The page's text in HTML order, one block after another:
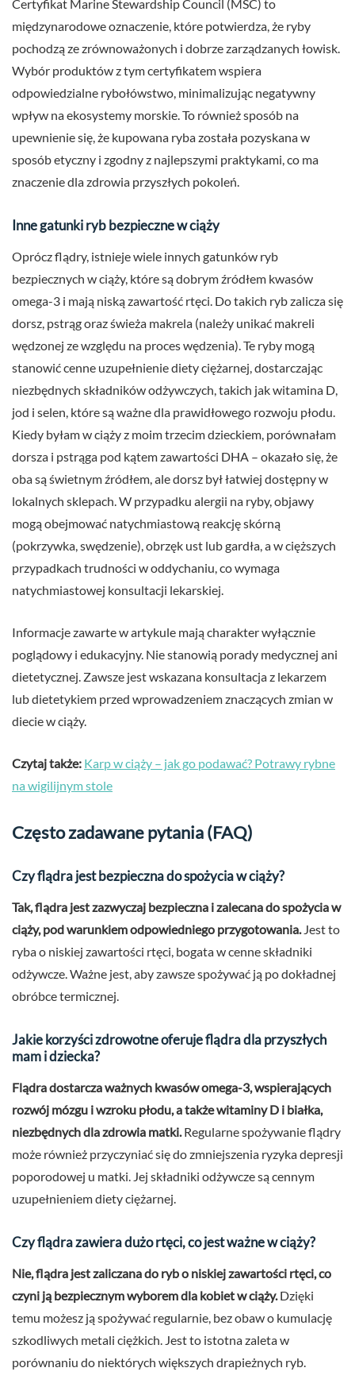
Certyfikat Marine Stewardship Council (MSC) to
międzynarodowe oznaczenie, które potwierdza, że ryby
pochodzą ze zrównoważonych i dobrze zarządzanych łowisk.
Wybór produktów z tym certyfikatem wspiera
odpowiedzialne rybołówstwo, minimalizując negatywny
wpływ na ekosystemy morskie. To również sposób na
upewnienie się, że kupowana ryba została pozyskana w
sposób etyczny i zgodny z najlepszymi praktykami, co ma
znaczenie dla zdrowia przyszłych pokoleń.
Inne gatunki ryb bezpieczne w ciąży
Oprócz flądry, istnieje wiele innych gatunków ryb
bezpiecznych w ciąży, które są dobrym źródłem kwasów
omega-3 i mają niską zawartość rtęci. Do takich ryb zalicza się
dorsz, pstrąg oraz świeża makrela (należy unikać makreli
wędzonej ze względu na proces wędzenia). Te ryby mogą
stanowić cenne uzupełnienie diety ciężarnej, dostarczając
niezbędnych składników odżywczych, takich jak witamina D,
jod i selen, które są ważne dla prawidłowego rozwoju płodu.
Kiedy byłam w ciąży z moim trzecim dzieckiem, porównałam
dorsza i pstrąga pod kątem zawartości DHA – okazało się, że
oba są świetnym źródłem, ale dorsz był łatwiej dostępny w
lokalnych sklepach. W przypadku alergii na ryby, objawy
mogą obejmować natychmiastową reakcję skórną
(pokrzywka, swędzenie), obrzęk ust lub gardła, a w cięższych
przypadkach trudności w oddychaniu, co wymaga
natychmiastowej konsultacji lekarskiej.
Informacje zawarte w artykule mają charakter wyłącznie
poglądowy i edukacyjny. Nie stanowią porady medycznej ani
dietetycznej. Zawsze jest wskazana konsultacja z lekarzem
lub dietetykiem przed wprowadzeniem znaczących zmian w
diecie w ciąży.
Czytaj także: Karp w ciąży – jak go podawać? Potrawy rybne
na wigilijnym stole
Często zadawane pytania (FAQ)
Czy flądra jest bezpieczna do spożycia w ciąży?
Tak, flądra jest zazwyczaj bezpieczna i zalecana do spożycia w
ciąży, pod warunkiem odpowiedniego przygotowania. Jest to
ryba o niskiej zawartości rtęci, bogata w cenne składniki
odżywcze. Ważne jest, aby zawsze spożywać ją po dokładnej
obróbce termicznej.
Jakie korzyści zdrowotne oferuje flądra dla przyszłych
mam i dziecka?
Flądra dostarcza ważnych kwasów omega-3, wspierających
rozwój mózgu i wzroku płodu, a także witaminy D i białka,
niezbędnych dla zdrowia matki. Regularne spożywanie flądry
może również przyczyniać się do zmniejszenia ryzyka depresji
poporodowej u matki. Jej składniki odżywcze są cennym
uzupełnieniem diety ciężarnej.
Czy flądra zawiera dużo rtęci, co jest ważne w ciąży?
Nie, flądra jest zaliczana do ryb o niskiej zawartości rtęci, co
czyni ją bezpiecznym wyborem dla kobiet w ciąży. Dzięki
temu możesz ją spożywać regularnie, bez obaw o kumulację
szkodliwych metali ciężkich. Jest to istotna zaleta w
porównaniu do niektórych większych drapieżnych ryb.